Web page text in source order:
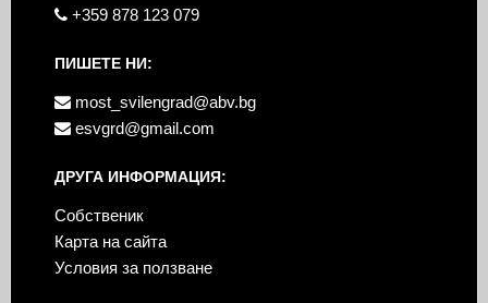
+359 878 123 079
ПИШЕТЕ НИ:
most_svilengrad@abv.bg
esvgrd@gmail.com
ДРУГА ИНФОРМАЦИЯ:
Собственик
Карта на сайта
Условия за ползване